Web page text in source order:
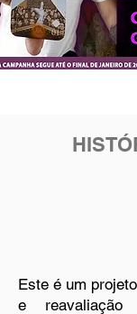
Este é um
e